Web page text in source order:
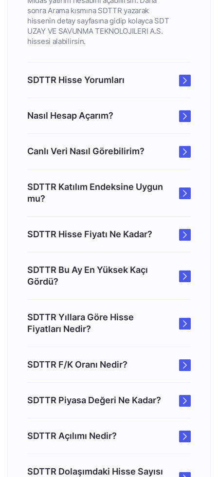
sonra Arama kısmına SDTTR yazarak
hissenin detay sayfasına gidip kolayca SDT
UZAY VE SAVUNMA TEKNOLOJILERI A.S.
hissesi alabilirsin.
SDTTR Hisse Yorumları
Nasıl Hesap Açarım?
Canlı Veri Nasıl Görebilirim?
SDTTR Katılım Endeksine Uygun
mu?
SDTTR Hisse Fiyatı Ne Kadar?
SDTTR Bu Ay En Yüksek Kaçı
Gördü?
SDTTR Yıllara Göre Hisse
Fiyatları Nedir?
SDTTR F/K Oranı Nedir?
SDTTR Piyasa Değeri Ne Kadar?
SDTTR Açılımı Nedir?
SDTTR Dolaşımdaki Hisse Sayısı